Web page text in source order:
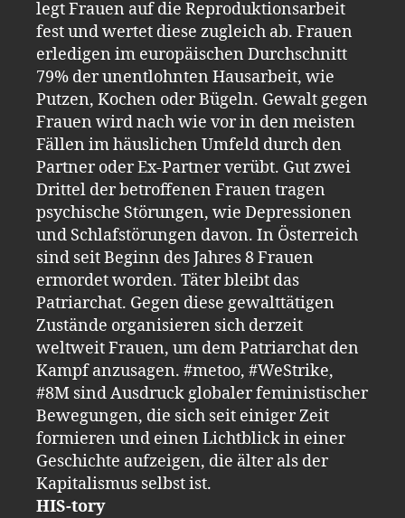
legt Frauen auf die Reproduktionsarbeit
fest und wertet diese zugleich ab. Frauen
erledigen im europäischen Durchschnitt
79% der unentlohnten Hausarbeit, wie
Putzen, Kochen oder Bügeln. Gewalt gegen
Frauen wird nach wie vor in den meisten
Fällen im häuslichen Umfeld durch den
Partner oder Ex-Partner verübt. Gut zwei
Drittel der betroffenen Frauen tragen
psychische Störungen, wie Depressionen
und Schlafstörungen davon. In Österreich
sind seit Beginn des Jahres 8 Frauen
ermordet worden. Täter bleibt das
Patriarchat. Gegen diese gewalttätigen
Zustände organisieren sich derzeit
weltweit Frauen, um dem Patriarchat den
Kampf anzusagen. #metoo, #WeStrike,
#8M sind Ausdruck globaler feministischer
Bewegungen, die sich seit einiger Zeit
formieren und einen Lichtblick in einer
Geschichte aufzeigen, die älter als der
Kapitalismus selbst ist.
HIS-tory